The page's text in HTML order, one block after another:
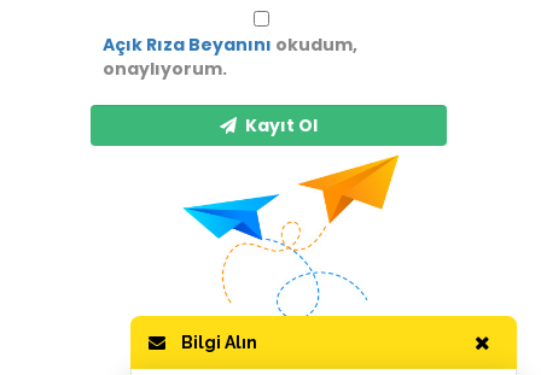
Bilgi Alın
Açık Rıza Beyanını okudum,
onaylıyorum.
Kayıt Ol